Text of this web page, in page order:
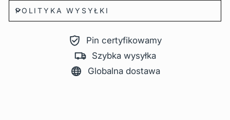
POLITYKA WYSYŁKI
Pin certyfikowamy
Szybka wysyłka
Globalna dostawa